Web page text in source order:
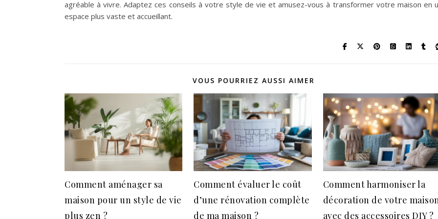
agréable à vivre. Adaptez ces conseils à votre style de vie et amusez-vous à transformer votre maison en
espace plus vaste et accueillant.
VOUS POURRIEZ AUSSI AIMER
Comment aménager sa
maison pour un style de vie
plus zen ?
Comment évaluer le coût
d’une rénovation complète
de ma maison ?
Comment harmoniser la
décoration de votre
avec des accessoires DIY ?